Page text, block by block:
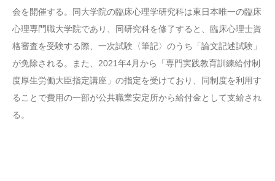
会を開催する。同大学院の臨床心理学研究科は東日本唯一の臨床
心理専門職大学院であり、同研究科を修了すると、臨床心理士資
格審査を受験する際、一次試験〈筆記〉のうち「論文記述試験」
が免除される。また、2021年4月から「専門実践教育訓練給付制
度厚生労働大臣指定講座」の指定を受けており、同制度を利用す
ることで費用の一部が公共職業安定所から給付金として支給され
る。